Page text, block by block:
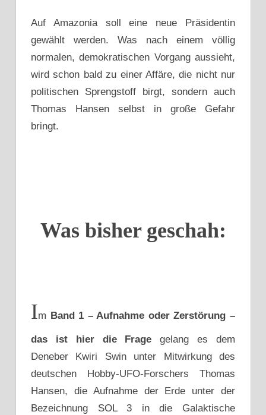
Auf Amazonia soll eine neue Präsidentin
gewählt werden. Was nach einem völlig
normalen, demokratischen Vorgang aussieht,
wird schon bald zu einer Affäre, die nicht nur
politischen Sprengstoff birgt, sondern auch
Thomas Hansen selbst in große Gefahr
bringt.
Was bisher geschah:
Im Band 1 – Aufnahme oder Zerstörung –
das ist hier die Frage gelang es dem
Deneber Kwiri Swin unter Mitwirkung des
deutschen Hobby-UFO-Forschers Thomas
Hansen, die Aufnahme der Erde unter der
Bezeichnung SOL 3 in die Galaktische